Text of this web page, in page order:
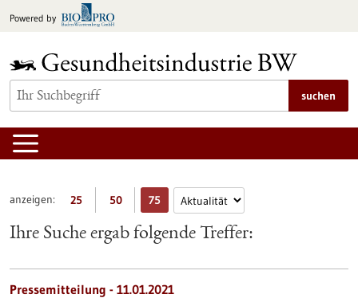
Inhalt
Powered by
suchen
anzeigen: 25 50 75
Ihre Suche ergab folgende Treffer:
Pressemitteilung - 11.01.2021